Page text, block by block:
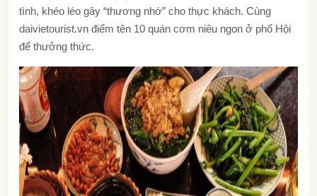
tình, khéo léo gây “thương nhớ” cho thực khách. Cùng
daivietourist.vn điểm tên 10 quán cơm niêu ngon ở phố Hội
để thưởng thức.